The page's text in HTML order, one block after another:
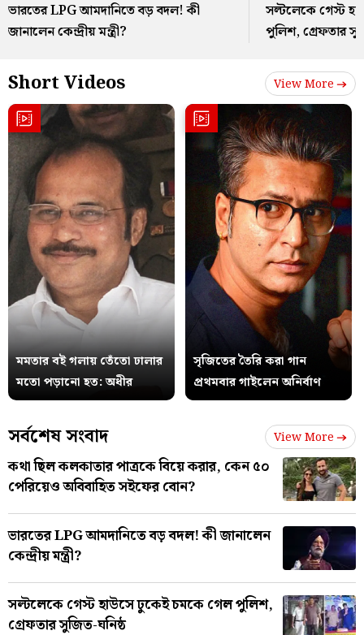
ভারতের LPG আমদানিতে বড় বদল! কী
জানালেন কেন্দ্রীয় মন্ত্রী?
সল্টলেকে গেস্ট
পুলিশ, গ্রেফতার
Short Videos View More
মমতার বই গলায় তেঁতো ঢালার
মতো পড়ানো হত: অধীর
সৃজিতের তৈরি করা গান
প্রথমবার গাইলেন অনির্বাণ
সর্বশেষ সংবাদ View More
কথা ছিল কলকাতার পাত্রকে বিয়ে করার, কেন ৫০
পেরিয়েও অবিবাহিত সইফের বোন?
ভারতের LPG আমদানিতে বড় বদল! কী জানালেন
কেন্দ্রীয় মন্ত্রী?
সল্টলেকে গেস্ট হাউসে ঢুকেই চমকে গেল পুলিশ,
গ্রেফতার সুজিত-ঘনিষ্ঠ